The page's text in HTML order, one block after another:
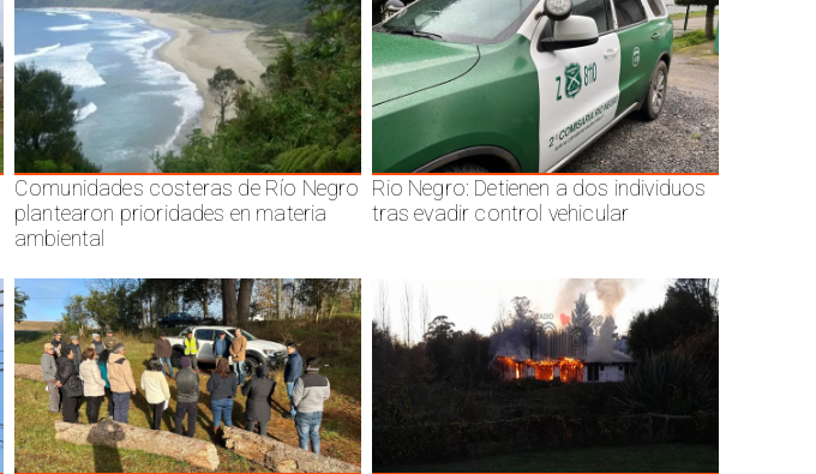
Comunidades costeras de Río Negro
plantearon prioridades en materia
ambiental
Rio Negro: Detienen a dos individuos
tras evadir control vehicular